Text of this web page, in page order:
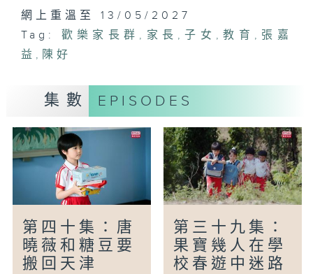
網上重溫至 13/05/2027
Tag:
歡樂家長群 , 家長 , 子女 , 教育 , 張嘉
益 , 陳好
集數 EPISODES
第四十集：唐
曉薇和糖豆要
搬回天津
第三十九集：
果寶幾人在學
校春遊中迷路